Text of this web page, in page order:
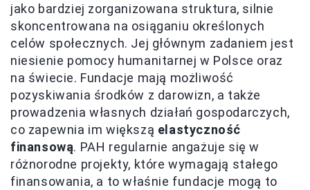
jako bardziej zorganizowana struktura, silnie
skoncentrowana na osiąganiu określonych
celów społecznych. Jej głównym zadaniem jest
niesienie pomocy humanitarnej w Polsce oraz
na świecie. Fundacje mają możliwość
pozyskiwania środków z darowizn, a także
prowadzenia własnych działań gospodarczych,
co zapewnia im większą elastyczność
finansową. PAH regularnie angażuje się w
różnorodne projekty, które wymagają stałego
finansowania, a to właśnie fundacje mogą to